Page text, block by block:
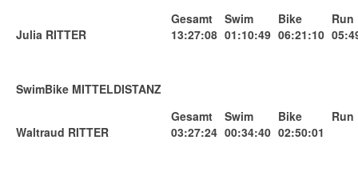
Gesamt
Swim Bike
Run
Julia RITTER
13:27:08 01:10:49 06:21:10
SwimBike MITTELDISTANZ
Gesamt
Swim Bike
Run
Waltraud RITTER
03:27:24 00:34:40 02:50:01